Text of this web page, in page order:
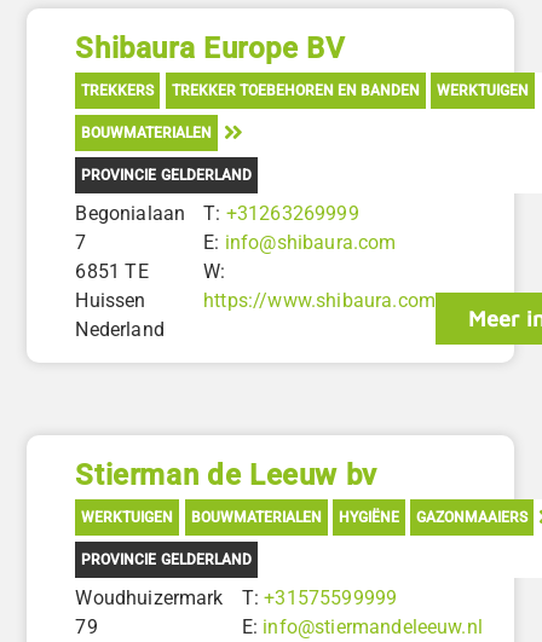
Shibaura Europe BV
TREKKERS TREKKER TOEBEHOREN EN BANDEN WERKTUIGEN
BOUWMATERIALEN
PROVINCIE GELDERLAND
Begonialaan
7
6851 TE
Huissen
Nederland
T: +31263269999
E: info@shibaura.com
W:
https://www.shibaura.com
Meer
Stierman de Leeuw bv
WERKTUIGEN BOUWMATERIALEN HYGIËNE GAZONMAAIERS
PROVINCIE GELDERLAND
Woudhuizermark
79
T:+31575599999
E: info@stiermandeleeuw.nl